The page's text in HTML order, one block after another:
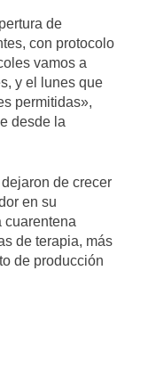
de
con protocolo
vamos a
y el lunes que
permitidas»,
desde la
de crecer
en su
cuarentena
de terapia, más
de producción